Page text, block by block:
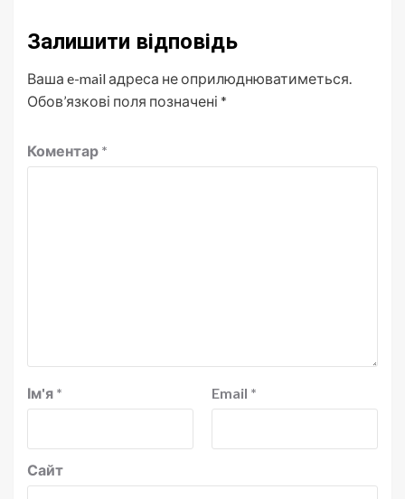
Залишити відповідь
Ваша e-mail адреса не оприлюднюватиметься.
Обов’язкові поля позначені *
Коментар *
Ім'я * Email *
Сайт